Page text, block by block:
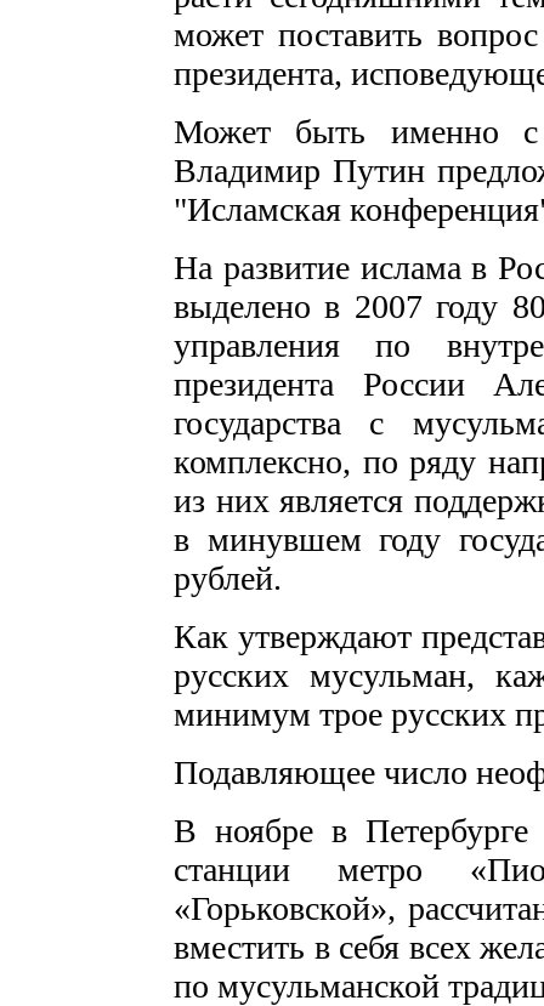
может поставить
президента,
Может быть именно
Владимир Путин
"Исламская
На развитие ислама в
выделено в 2007 году
управления по
президента России
государства с
комплексно, по ряду
из них является
в минувшем году
рублей.
Как утверждают
русских мусульман,
минимум трое русских
Подавляющее число
В ноябре в Петербурге
станции метро
«Горьковской»,
вместить в себя всех
по мусульманской